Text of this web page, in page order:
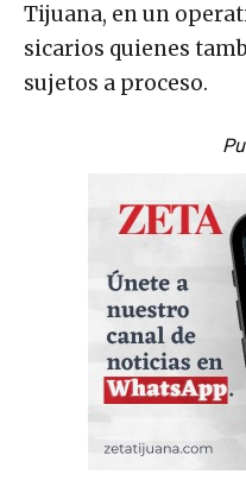
Tijuana, en un
sicarios quienes
sujetos a proceso.